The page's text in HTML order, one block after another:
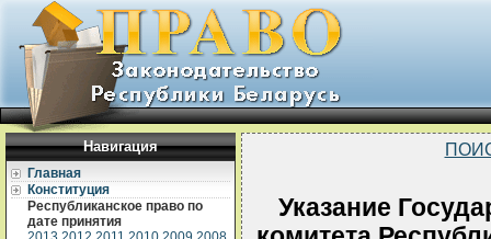
Навигация
Главная
Конституция
Республиканское право по
дате принятия
Указание